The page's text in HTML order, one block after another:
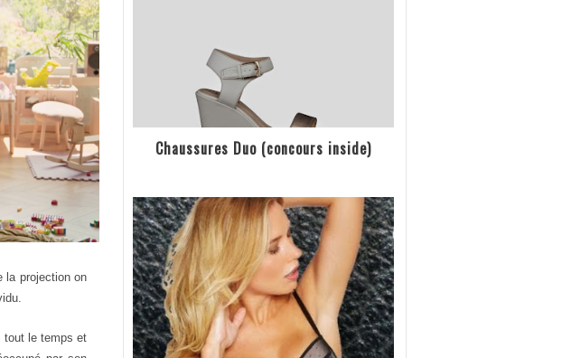
la projection on
tout le temps et
Chaussures Duo (concours inside)